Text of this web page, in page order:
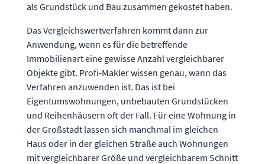
als Grundstück und Bau zusammen gekostet haben.
Das Vergleichswertverfahren kommt dann zur
Anwendung, wenn es für die betreffende
Immobilienart eine gewisse Anzahl vergleichbarer
Objekte gibt. Profi-Makler wissen genau, wann das
Verfahren anzuwenden ist. Das ist bei
Eigentumswohnungen, unbebauten Grundstücken
und Reihenhäusern oft der Fall. Für eine Wohnung in
der Großstadt lassen sich manchmal im gleichen
Haus oder in der gleichen Straße auch Wohnungen
mit vergleichbarer Größe und vergleichbarem Schnitt